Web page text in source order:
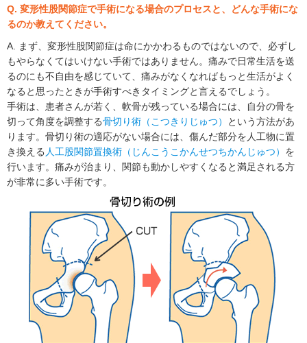
Q. 変形性股関節症で手術になる場合のプロセスと、どんな手術にな
るのか教えてください。
A. まず、変形性股関節症は命にかかわるものではないので、必ずし
もやらなくてはいけない手術ではありません。痛みで日常生活を送
るのにも不自由を感じていて、痛みがなくなればもっと生活がよく
なると思ったときが手術すべきタイミングと言えるでしょう。
手術は、患者さんが若く、軟骨が残っている場合には、自分の骨を
切って角度を調整する骨切り術（こつきりじゅつ）
という方法があ
ります。骨切り術の適応がない場合には、傷んだ部分を人工物に置
き換える 人工股関節置換術（じんこうこかんせつちかんじゅつ） を
行います。痛みが治まり、関節も動かしやすくなると満足される方
が非常に多い手術です。